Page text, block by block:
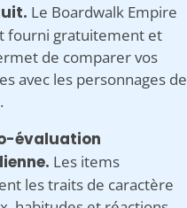
Le Boardwalk Empire
fourni gratuitement et
de comparer vos
avec les personnages de
évaluation
Les items
les traits de caractère